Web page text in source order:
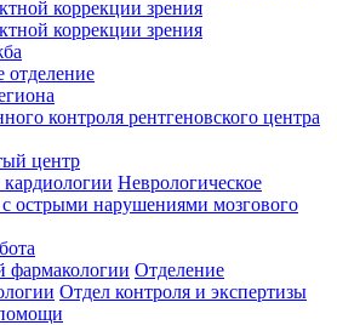
коррекции зрения
коррекции зрения
отделение
контроля рентгеновского центра
центр
Неврологическое
острыми нарушениями мозгового
фармакологии Отделение
Отдел контроля и экспертизы